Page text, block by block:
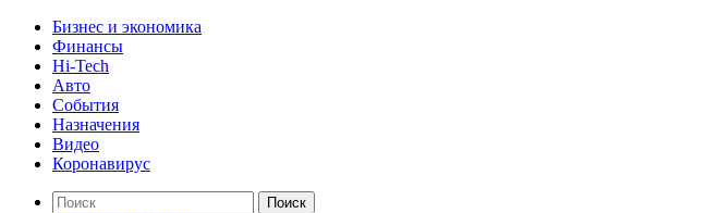
Бизнес и экономика
Финансы
Hi-Tech
Авто
События
Назначения
Видео
Коронавирус
Поиск